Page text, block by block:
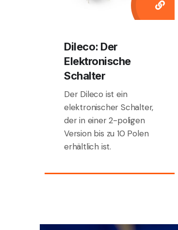
Dileco: Der
Elektronische
Schalter
Der Dileco ist ein
elektronischer Schalter,
der in einer 2-poligen
Version bis zu 10 Polen
erhältlich ist.